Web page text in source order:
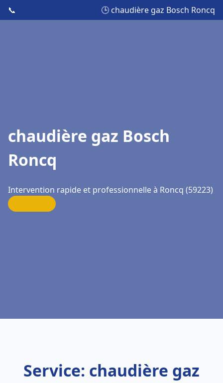
📞 🕒 chaudière gaz Bosch Roncq
chaudière gaz Bosch
Roncq
Intervention rapide et professionnelle à Roncq (59223)
Service: chaudière gaz